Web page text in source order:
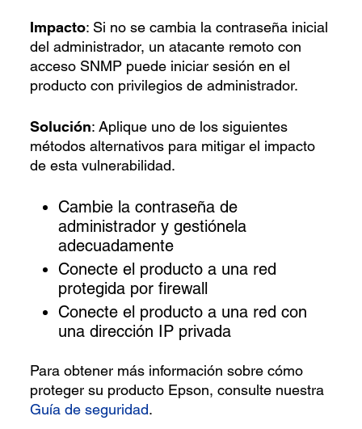
Impacto: Si no se cambia la contraseña inicial
del administrador, un atacante remoto con
acceso SNMP puede iniciar sesión en el
producto con privilegios de administrador.
Solución: Aplique uno de los siguientes
métodos alternativos para mitigar el impacto
de esta vulnerabilidad.
Cambie la contraseña de
administrador y gestiónela
adecuadamente
Conecte el producto a una red
protegida por firewall
Conecte el producto a una red con
una dirección IP privada
Para obtener más información sobre cómo
proteger su producto Epson, consulte nuestra
Guía de seguridad.